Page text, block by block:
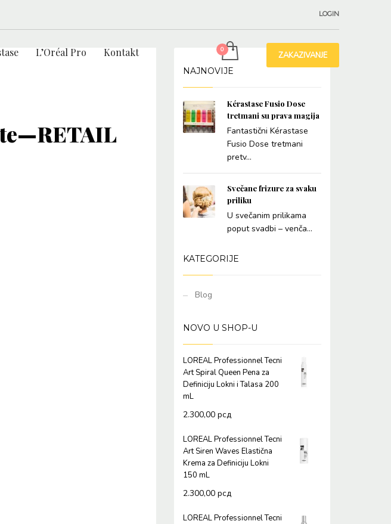
LOGIN
L’Oréal Pro Kontakt ZAKAZIVANJE
NAJNOVIJE
Kérastase Fusio Dose
tretmani su prava magija
Fantastični Kérastase
Fusio Dose tretmani
pretv...
Svečane frizure za svaku
priliku
U svečanim prilikama
poput svadbi – venča...
KATEGORIJE
Blog
NOVO U SHOP-U
LOREAL Professionnel Tecni
Art Spiral Queen Pena za
Definiciju Lokni i Talasa 200
mL
2.300,00 рсд
LOREAL Professionnel Tecni
Art Siren Waves Elastična
Krema za Definiciju Lokni
150 mL
2.300,00 рсд
LOREAL Professionnel Tecni